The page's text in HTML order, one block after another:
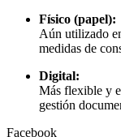
Físico (papel):
Aún utilizado
medidas de
Digital:
Más flexible y
gestión
Facebook